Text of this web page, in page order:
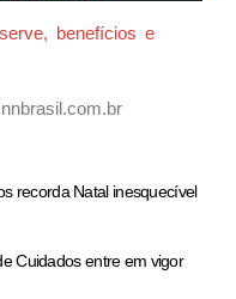
benefícios e
recorda Natal inesquecível
Cuidados entre em vigor